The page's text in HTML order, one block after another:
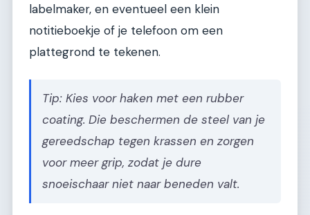
labelmaker, en eventueel een klein
notitieboekje of je telefoon om een
plattegrond te tekenen.
Tip: Kies voor haken met een rubber
coating. Die beschermen de steel van je
gereedschap tegen krassen en zorgen
voor meer grip, zodat je dure
snoeischaar niet naar beneden valt.